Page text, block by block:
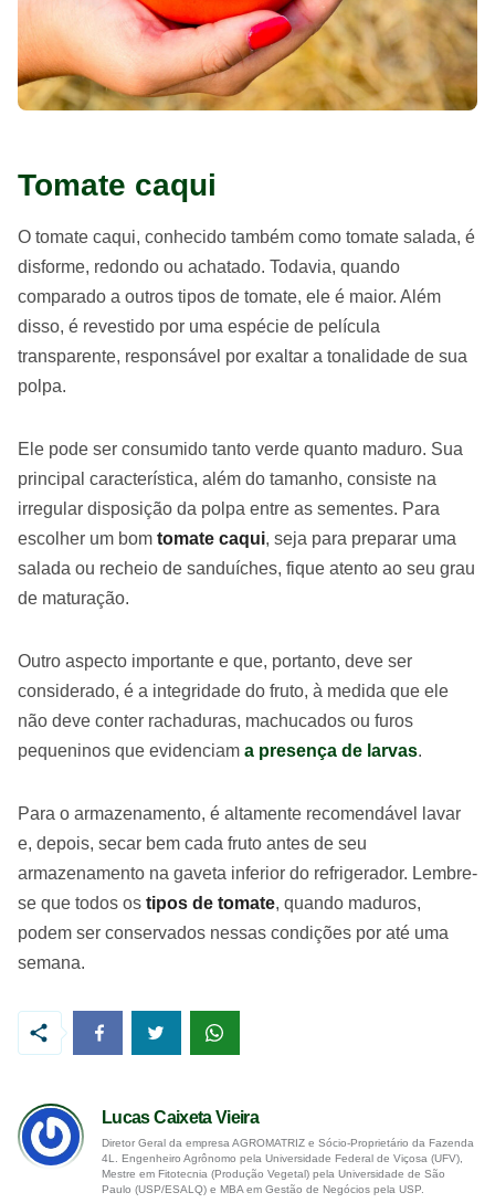
Tomate caqui
O tomate caqui, conhecido também como tomate salada, é
disforme, redondo ou achatado. Todavia, quando
comparado a outros tipos de tomate, ele é maior. Além
disso, é revestido por uma espécie de película
transparente, responsável por exaltar a tonalidade de sua
polpa.
Ele pode ser consumido tanto verde quanto maduro. Sua
principal característica, além do tamanho, consiste na
irregular disposição da polpa entre as sementes. Para
escolher um bom tomate caqui, seja para preparar uma
salada ou recheio de sanduíches, fique atento ao seu grau
de maturação.
Outro aspecto importante e que, portanto, deve ser
considerado, é a integridade do fruto, à medida que ele
não deve conter rachaduras, machucados ou furos
pequeninos que evidenciam a presença de larvas.
Para o armazenamento, é altamente recomendável lavar
e, depois, secar bem cada fruto antes de seu
armazenamento na gaveta inferior do refrigerador. Lembre-
se que todos os tipos de tomate, quando maduros,
podem ser conservados nessas condições por até uma
semana.
Lucas Caixeta Vieira
Diretor Geral da empresa AGROMATRIZ e Sócio-Proprietário da Fazenda
4L. Engenheiro Agrônomo pela Universidade Federal de Viçosa (UFV),
Mestre em Fitotecnia (Produção Vegetal) pela Universidade de São
Paulo (USP/ESALQ) e MBA em Gestão de Negócios pela USP.